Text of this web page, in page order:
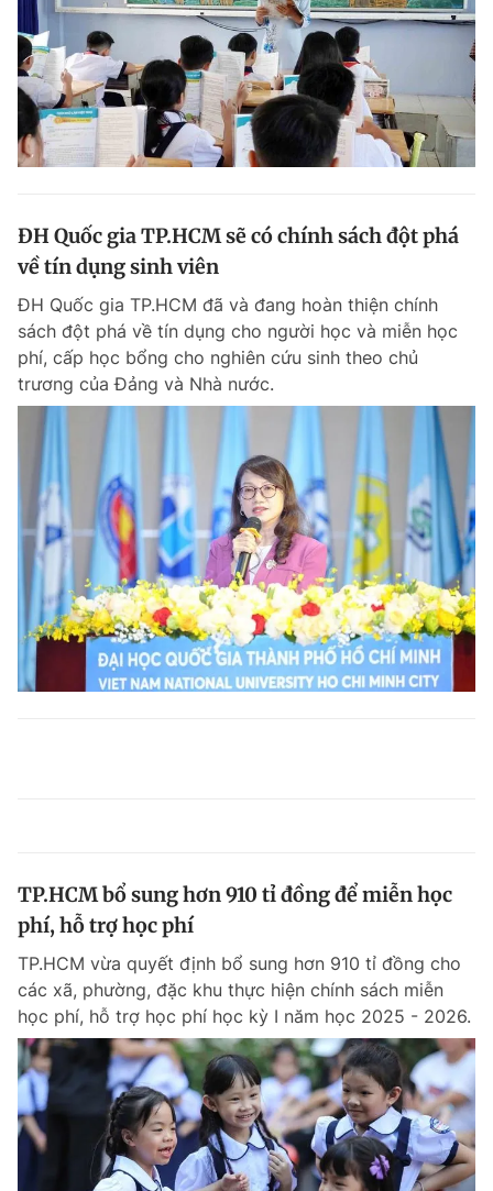
ĐH Quốc gia TP.HCM sẽ có chính sách đột phá
về tín dụng sinh viên
ĐH Quốc gia TP.HCM đã và đang hoàn thiện chính
sách đột phá về tín dụng cho người học và miễn học
phí, cấp học bổng cho nghiên cứu sinh theo chủ
trương của Đảng và Nhà nước.
TP.HCM bổ sung hơn 910 tỉ đồng để miễn học
phí, hỗ trợ học phí
TP.HCM vừa quyết định bổ sung hơn 910 tỉ đồng cho
các xã, phường, đặc khu thực hiện chính sách miễn
học phí, hỗ trợ học phí học kỳ I năm học 2025 - 2026.